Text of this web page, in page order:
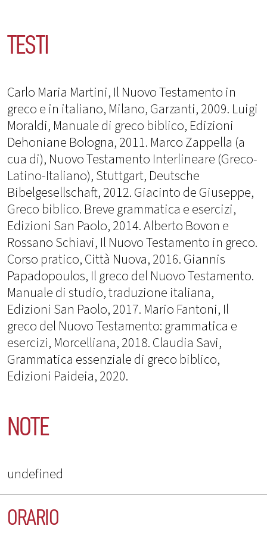
TESTI
Carlo Maria Martini, Il Nuovo Testamento in
greco e in italiano, Milano, Garzanti, 2009. Luigi
Moraldi, Manuale di greco biblico, Edizioni
Dehoniane Bologna, 2011. Marco Zappella (a
cua di), Nuovo Testamento Interlineare (Greco-
Latino-Italiano), Stuttgart, Deutsche
Bibelgesellschaft, 2012. Giacinto de Giuseppe,
Greco biblico. Breve grammatica e esercizi,
Edizioni San Paolo, 2014. Alberto Bovon e
Rossano Schiavi, Il Nuovo Testamento in greco.
Corso pratico, Città Nuova, 2016. Giannis
Papadopoulos, Il greco del Nuovo Testamento.
Manuale di studio, traduzione italiana,
Edizioni San Paolo, 2017. Mario Fantoni, Il
greco del Nuovo Testamento: grammatica e
esercizi, Morcelliana, 2018. Claudia Savi,
Grammatica essenziale di greco biblico,
Edizioni Paideia, 2020.
NOTE
undefined
ORARIO